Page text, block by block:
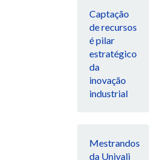
Captação
de recursos
é pilar
estratégico
da
inovação
industrial
Mestrandos
da Univali